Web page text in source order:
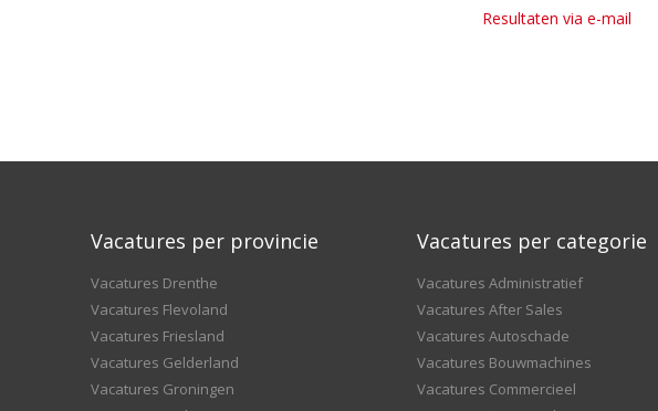
Resultaten via e-mail
Vacatures per provincie
Vacatures Drenthe
Vacatures Flevoland
Vacatures Friesland
Vacatures Gelderland
Vacatures Groningen
Vacatures per categorie
Vacatures Administratief
Vacatures After Sales
Vacatures Autoschade
Vacatures Bouwmachines
Vacatures Commercieel